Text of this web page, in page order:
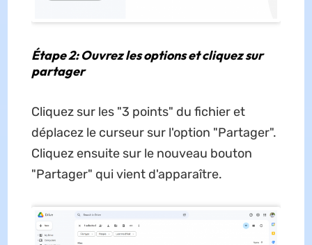
Étape 2: Ouvrez les options et cliquez sur
partager
Cliquez sur les "3 points" du fichier et
déplacez le curseur sur l'option "Partager".
Cliquez ensuite sur le nouveau bouton
"Partager" qui vient d'apparaître.